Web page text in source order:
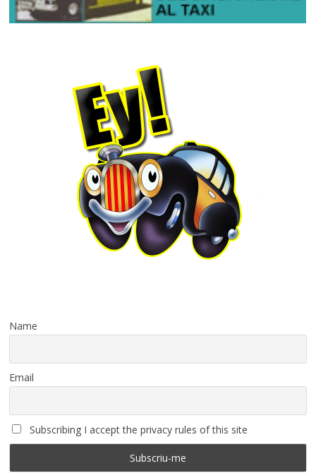
Name
Email
Subscribing I accept the privacy rules of this site